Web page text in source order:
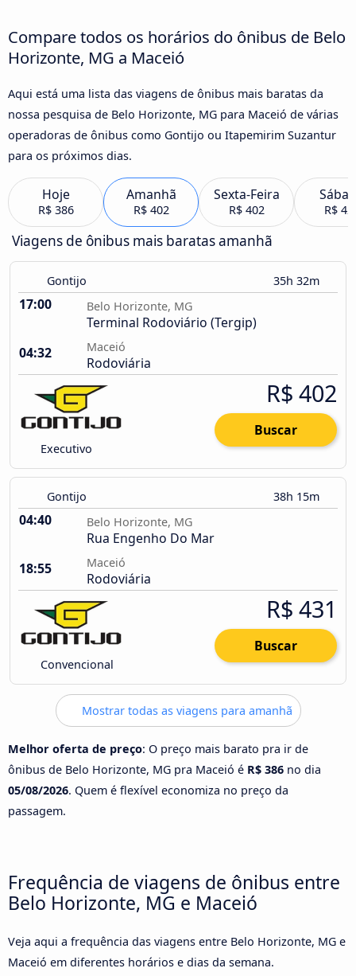
Compare todos os horários do ônibus de Belo
Horizonte, MG a Maceió
Aqui está uma lista das viagens de ônibus mais baratas da
nossa pesquisa de Belo Horizonte, MG para Maceió de várias
operadoras de ônibus como Gontijo ou Itapemirim Suzantur
para os próximos dias.
Hoje
R$ 386
Amanhã
R$ 402
Sexta-Feira
R$ 402 R$
Viagens de ônibus mais baratas amanhã
Gontijo 35h 32m
17:00 Belo Horizonte, MG
Terminal Rodoviário (Tergip)
04:32
Maceió
Rodoviária
Executivo
R$ 402
Buscar
Gontijo 38h 15m
04:40 Belo Horizonte, MG
Rua Engenho Do Mar
18:55
Maceió
Rodoviária
Convencional
R$ 431
Buscar
Mostrar todas as viagens para amanhã
Melhor oferta de preço: O preço mais barato pra ir de
ônibus de Belo Horizonte, MG pra Maceió é R$ 386 no dia
05/08/2026. Quem é flexível economiza no preço da
passagem.
Frequência de viagens de ônibus entre
Belo Horizonte, MG e Maceió
Veja aqui a frequência das viagens entre Belo Horizonte, MG e
Maceió em diferentes horários e dias da semana.